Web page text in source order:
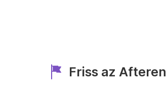
Friss az Afteren